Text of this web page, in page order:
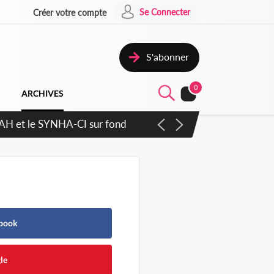
Créer votre compte Se Connecter
S'abonner
ARCHIVES
0
plus apaisé